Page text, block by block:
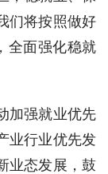
们将按照做好
全面强化稳就
加强就业优先
业行业优先发
业态发展，鼓